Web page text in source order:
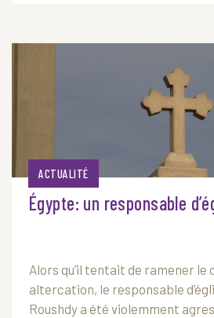
ACTUALITÉ
Égypte: un responsable
Alors qu’il tentait de ramener le
altercation, le responsable
Roushdy a été violemment